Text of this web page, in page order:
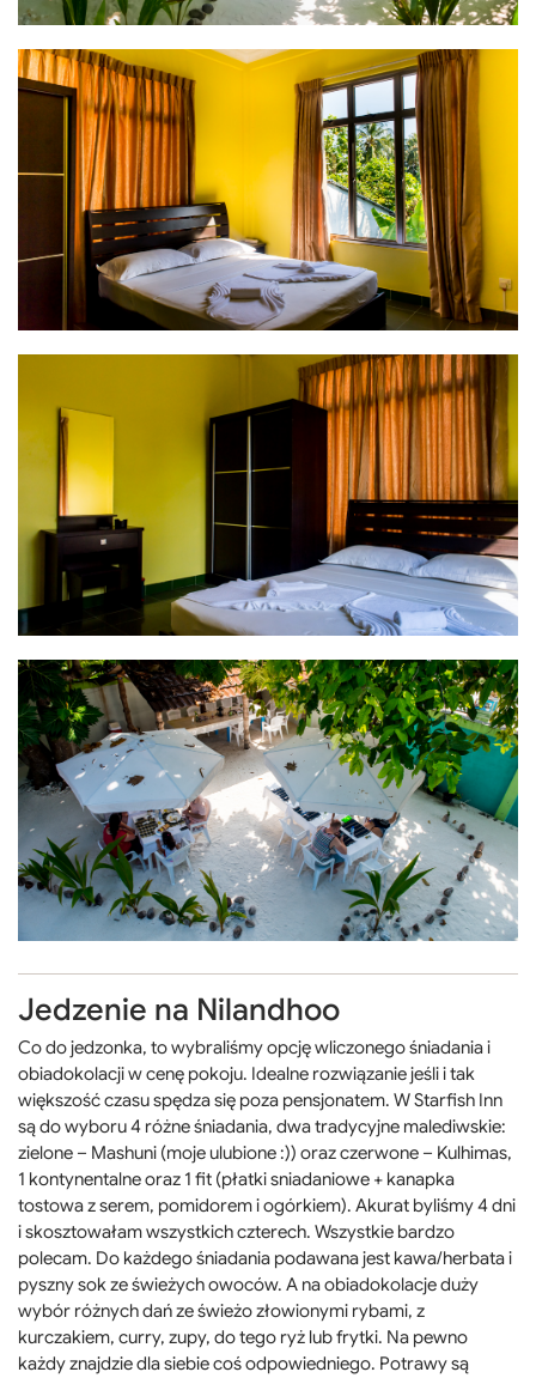
Jedzenie na Nilandhoo
Co do jedzonka, to wybraliśmy opcję wliczonego śniadania i
obiadokolacji w cenę pokoju. Idealne rozwiązanie jeśli i tak
większość czasu spędza się poza pensjonatem. W Starfish Inn
są do wyboru 4 różne śniadania, dwa tradycyjne malediwskie:
zielone – Mashuni (moje ulubione :)) oraz czerwone – Kulhimas,
1 kontynentalne oraz 1 fit (płatki sniadaniowe + kanapka
tostowa z serem, pomidorem i ogórkiem). Akurat byliśmy 4 dni
i skosztowałam wszystkich czterech. Wszystkie bardzo
polecam. Do każdego śniadania podawana jest kawa/herbata i
pyszny sok ze świeżych owoców. A na obiadokolacje duży
wybór różnych dań ze świeżo złowionymi rybami, z
kurczakiem, curry, zupy, do tego ryż lub frytki. Na pewno
każdy znajdzie dla siebie coś odpowiedniego. Potrawy są